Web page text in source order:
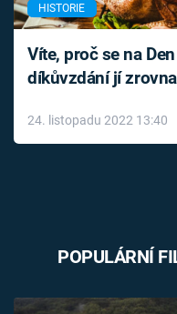
HISTORIE
Víte, proč se na Den
díkůvzdání jí
24. listopadu 2022 13:40
POPULÁRNÍ